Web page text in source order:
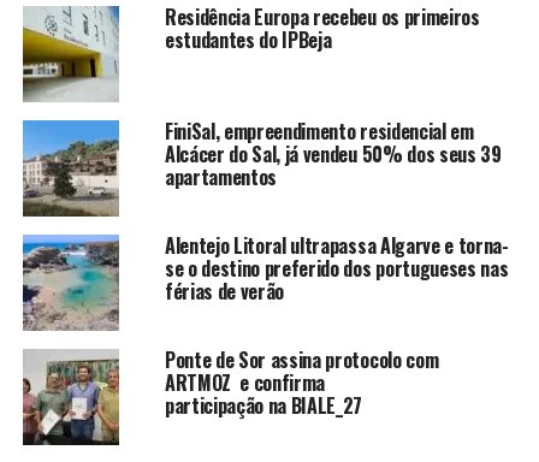
Residência Europa recebeu os primeiros
estudantes do IPBeja
FiniSal, empreendimento residencial em
Alcácer do Sal, já vendeu 50% dos seus 39
apartamentos
Alentejo Litoral ultrapassa Algarve e torna-
se o destino preferido dos portugueses nas
férias de verão
Ponte de Sor assina protocolo com
ARTMOZ e confirma
participação na BIALE_27